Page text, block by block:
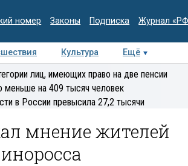
номер Законы Подписка Журнал
Культура Ещё
Интервью Колумнисты
лиц, имеющих право на две пенсии
меньше на 409 тысяч человек
в России превысила 27,2 тысячи
мнение жителей